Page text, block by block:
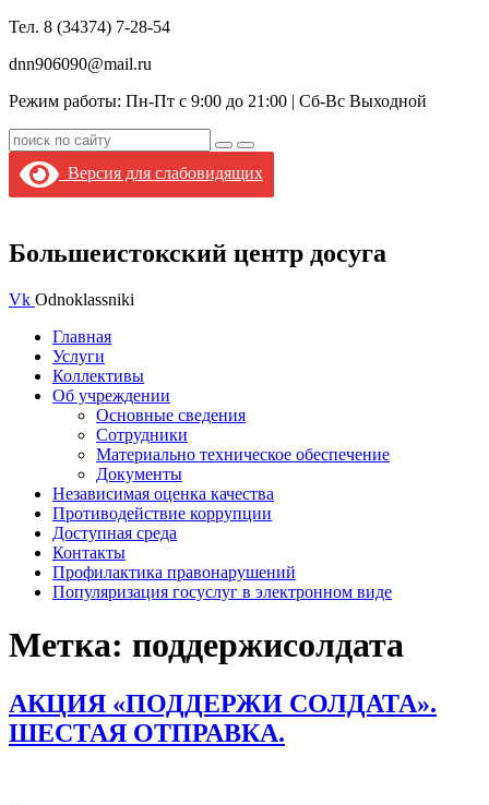
Тел. 8 (34374) 7-28-54
dnn906090@mail.ru
Режим работы: Пн-Пт с 9:00 до 21:00 | Сб-Вс Выходной
Версия для слабовидящих
Большеистокский центр досуга
Vk Odnoklassniki
Главная
Услуги
Коллективы
Об учреждении
Основные сведения
Сотрудники
Материально техническое обеспечение
Документы
Независимая оценка качества
Противодействие коррупции
Доступная среда
Контакты
Профилактика правонарушений
Популяризация госуслуг в электронном виде
Метка: поддержисолдата
АКЦИЯ «ПОДДЕРЖИ СОЛДАТА».
ШЕСТАЯ ОТПРАВКА.